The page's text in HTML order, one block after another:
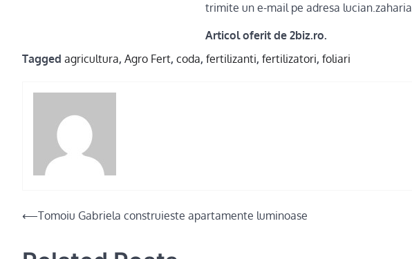
trimite un e-mail pe adresa
Articol oferit de 2biz.ro.
Tagged agricultura, Agro Fert, coda, fertilizanti, fertilizatori, foliari
Post
⟵Tomoiu Gabriela construieste apartamente luminoase